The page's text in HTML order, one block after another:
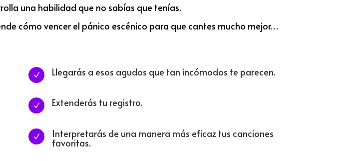
una habilidad que no sabías que tenías.
cómo vencer el pánico escénico para que cantes mucho mejor…
N Llegarás a esos agudos que tan incómodos te parecen.
N Extenderás tu registro.
N Interpretarás de una manera más eficaz tus canciones
favoritas.